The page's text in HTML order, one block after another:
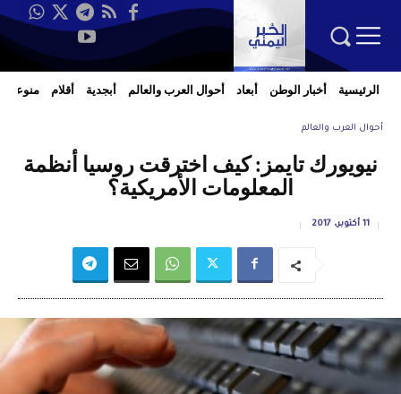
الرئيسية أخبار الوطن أبعاد أحوال العرب والعالم أبجدية أقلام منوعات
أحوال العرب والعالم
نيويورك تايمز: كيف اخترقت روسيا أنظمة
المعلومات الأمريكية؟
11 أكتوبر، 2017